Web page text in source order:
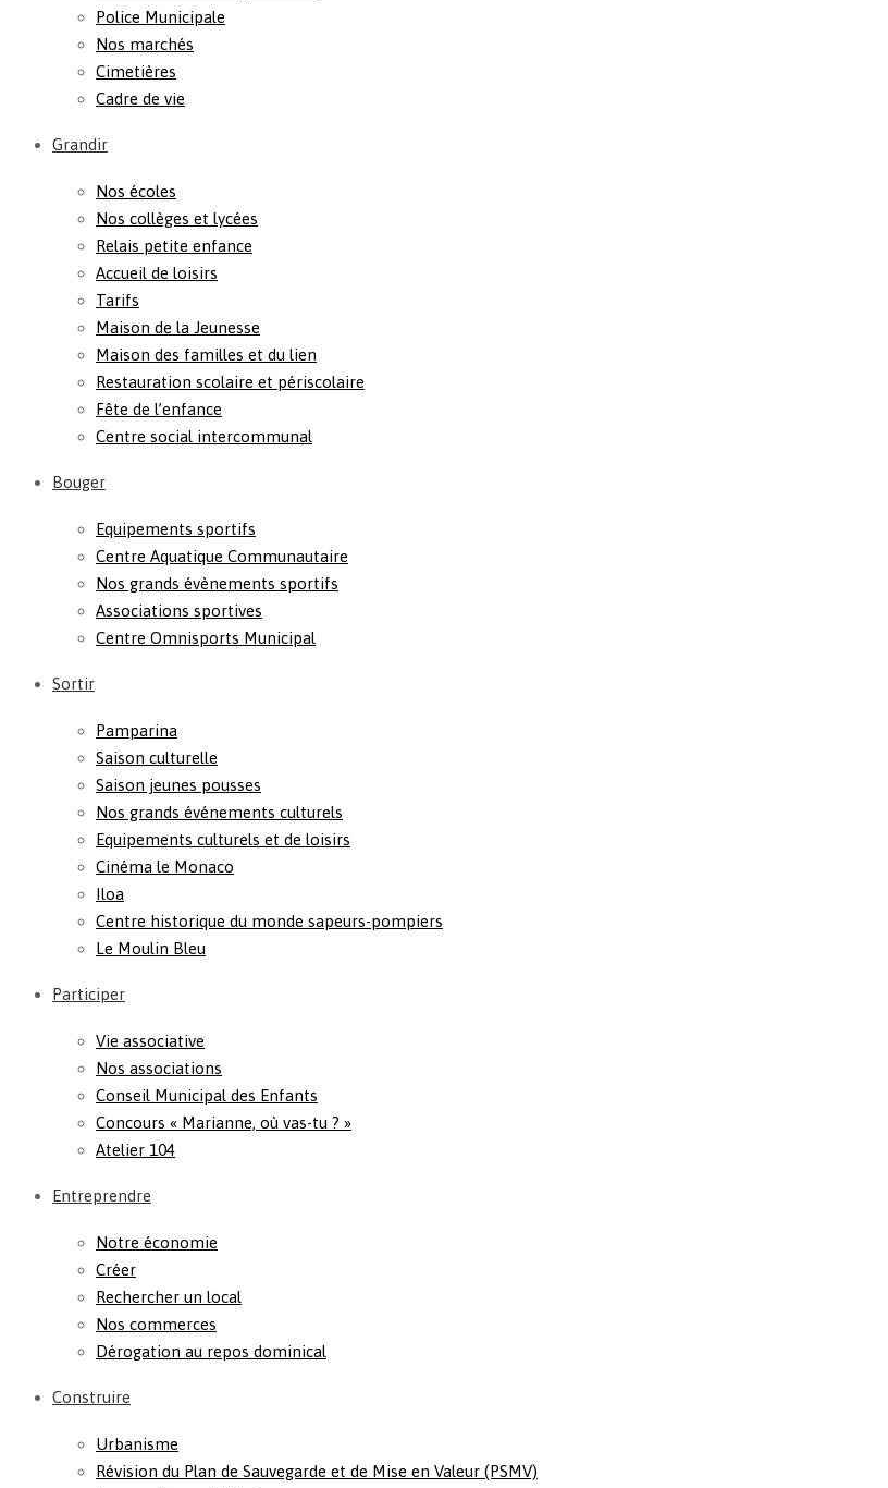
Police Municipale
Nos marchés
Cimetières
Cadre de vie
Grandir
Nos écoles
Nos collèges et lycées
Relais petite enfance
Accueil de loisirs
Tarifs
Maison de la Jeunesse
Maison des familles et du lien
Restauration scolaire et périscolaire
Fête de l’enfance
Centre social intercommunal
Bouger
Equipements sportifs
Centre Aquatique Communautaire
Nos grands évènements sportifs
Associations sportives
Centre Omnisports Municipal
Sortir
Pamparina
Saison culturelle
Saison jeunes pousses
Nos grands événements culturels
Equipements culturels et de loisirs
Cinéma le Monaco
Iloa
Centre historique du monde sapeurs-pompiers
Le Moulin Bleu
Participer
Vie associative
Nos associations
Conseil Municipal des Enfants
Concours « Marianne, où vas-tu ? »
Atelier 104
Entreprendre
Notre économie
Créer
Rechercher un local
Nos commerces
Dérogation au repos dominical
Construire
Urbanisme
Révision du Plan de Sauvegarde et de Mise en Valeur (PSMV)